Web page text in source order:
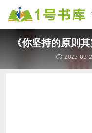
《你坚持的原则
2023-03-